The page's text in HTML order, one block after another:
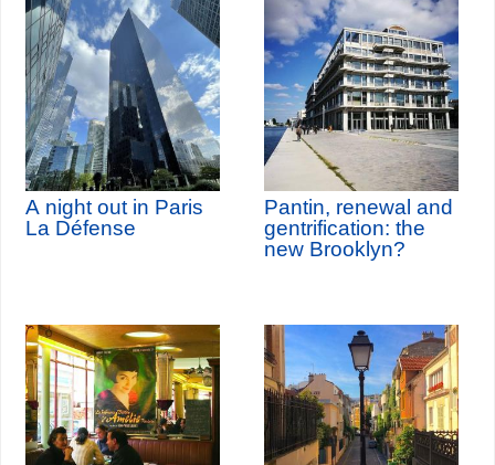
A night out in Paris
La Défense
Pantin, renewal and
gentrification: the
new Brooklyn?